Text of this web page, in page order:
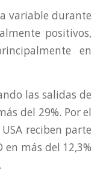
variable durante
positivos,
en
las salidas de
del 29%. Por el
reciben parte
en más del 12,3%